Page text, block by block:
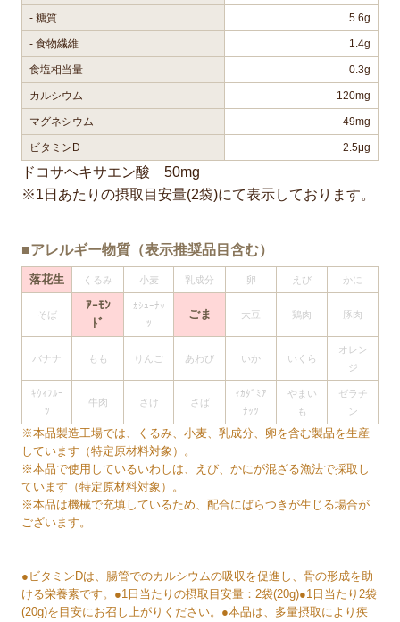
- 糖質 5.6g
- 食物繊維 1.4g
食塩相当量 0.3g
カルシウム 120mg
マグネシウム 49mg
ビタミンD 2.5μg
ドコサヘキサエン酸 50mg
※1日あたりの摂取目安量(2袋)にて表示しております。
■アレルギー物質（表示推奨品目含む）
落花生 くるみ 小麦 乳成分 卵 えび かに
そば
ｱｰﾓﾝ
ﾄﾞ
ｶｼｭｰﾅｯ
ﾂ
ごま 大豆 鶏肉 豚肉
バナナ もも りんご あわび いか いくら
オレン
ジ
ｷｳｨﾌﾙｰ
ﾂ
牛肉 さけ さば
ﾏｶﾀﾞﾐｱ
ﾅｯﾂ
やまい
も
ゼラチ
ン
※本品製造工場では、くるみ、小麦、乳成分、卵を含む製品を生産
しています（特定原材料対象）。
※本品で使用しているいわしは、えび、かにが混ざる漁法で採取し
ています（特定原材料対象）。
※本品は機械で充填しているため、配合にばらつきが生じる場合が
ございます。
●ビタミンDは、腸管でのカルシウムの吸収を促進し、骨の形成を助
ける栄養素です。●1日当たりの摂取目安量：2袋(20g)●1日当たり2袋
(20g)を目安にお召し上がりください。●本品は、多量摂取により疾